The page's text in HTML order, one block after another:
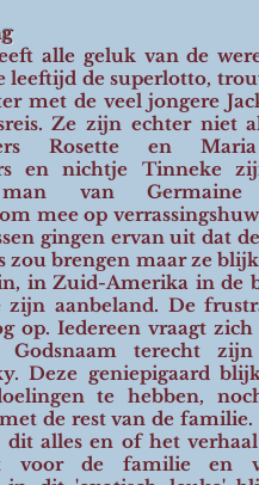
alle geluk van de
leeftijd de superlotto,
met de veel jongere
Ze zijn echter niet
Rosette en Maria
en nichtje Tinneke
van Germaine
mee op
gingen ervan uit dat
zou brengen maar ze
in Zuid-Amerika in de
zijn aanbeland. De
op. Iedereen vraagt
terecht zijn
Deze geniepigaard
te hebben,
de rest van de familie.
dit alles en of het verhaal
voor de familie en